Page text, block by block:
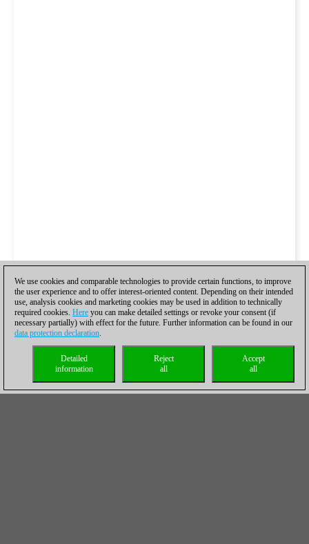
We use cookies and comparable technologies to provide certain functions, to improve
the user experience and to offer interest-oriented content. Depending on their intended
use, analysis cookies and marketing cookies may be used in addition to technically
required cookies. Here you can make detailed settings or revoke your consent (if
necessary partially) with effect for the future. Further information can be found in our
data protection declaration.
Accept
all
Reject
all
Detailed
information